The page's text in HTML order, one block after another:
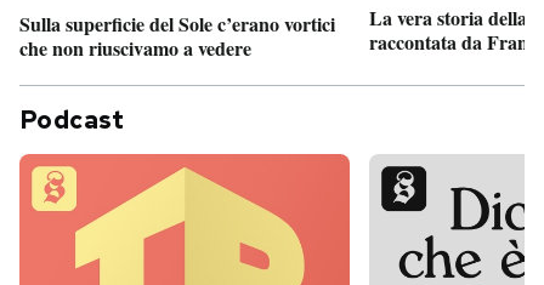
Sulla superficie del Sole c’erano vortici
che non riuscivamo a vedere
La vera storia della
raccontata da
Podcast